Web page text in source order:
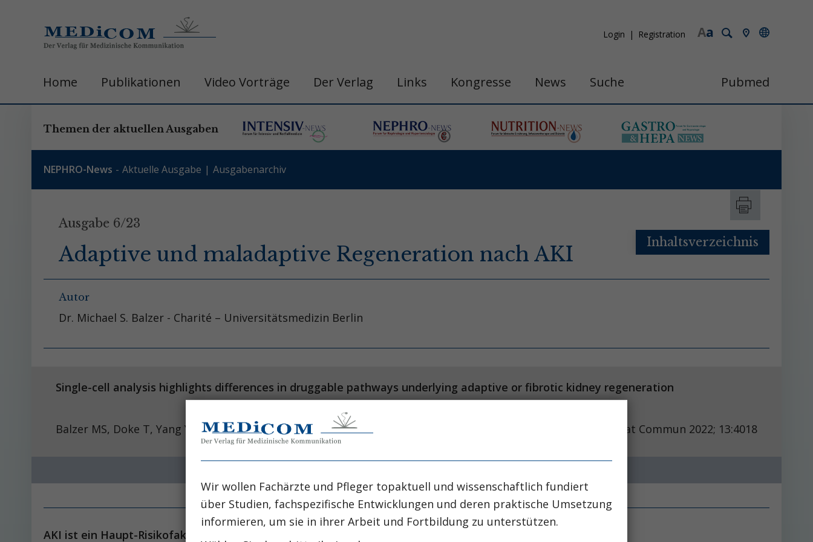
a
A
Login Registration
Home Publikationen Video Vorträge Der Verlag Links Kongresse News Suche Pubmed
Themen der aktuellen Ausgaben
NEPHRO-News Aktuelle Ausgabe Ausgabenarchiv
Ausgabe 6/23
Adaptive und maladaptive Regeneration nach AKI
Autor
Dr. Michael S. Balzer - Charité – Universitätsmedizin Berlin
Inhaltsverzeichnis
Single-cell analysis highlights differences in druggable pathways underlying adaptive or fibrotic kidney regeneration
Nat Commun 2022; 13:4018
Balzer MS, Doke T, Yang Y-W, Aldridge DL, Hu H, Mai H, Mukhi D, et al.
AKI ist ein Haupt-Risikofaktor für CKD
Wir wollen Fachärzte und Pfleger topaktuell und wissenschaftlich fundiert
über Studien, fachspezifische Entwicklungen und deren praktische Umsetzung
informieren, um sie in ihrer Arbeit und Fortbildung zu unterstützen.